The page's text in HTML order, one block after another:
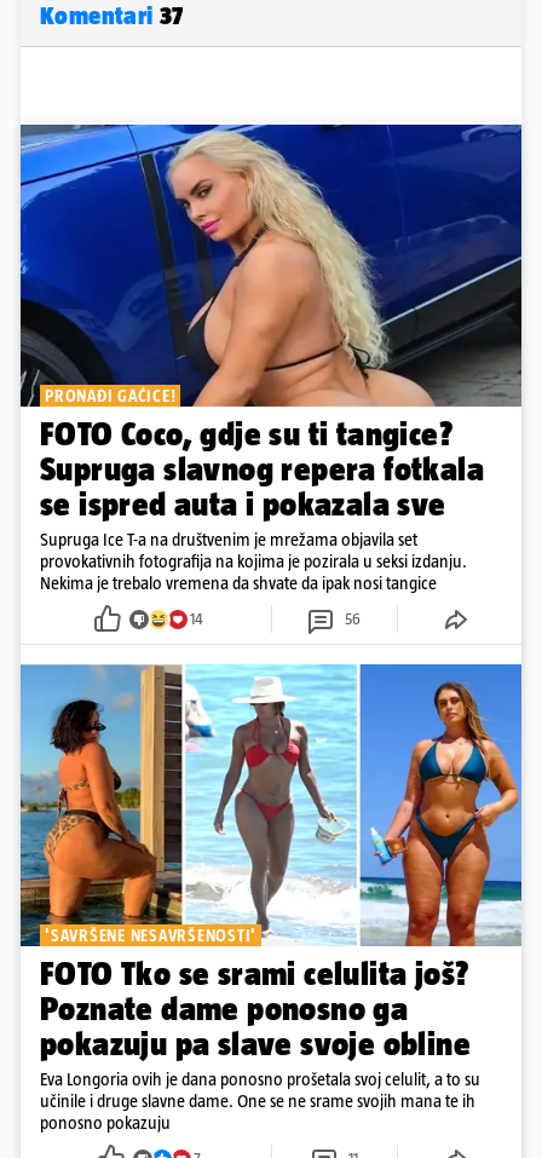
Komentari 37
PRONAĐI GAĆICE!
FOTO Coco, gdje su ti tangice?
Supruga slavnog repera fotkala
se ispred auta i pokazala sve
Supruga Ice T-a na društvenim je mrežama objavila set
provokativnih fotografija na kojima je pozirala u seksi izdanju.
Nekima je trebalo vremena da shvate da ipak nosi tangice
14 56
'SAVRŠENE NESAVRŠENOSTI'
FOTO Tko se srami celulita još?
Poznate dame ponosno ga
pokazuju pa slave svoje obline
Eva Longoria ovih je dana ponosno prošetala svoj celulit, a to su
učinile i druge slavne dame. One se ne srame svojih mana te ih
ponosno pokazuju